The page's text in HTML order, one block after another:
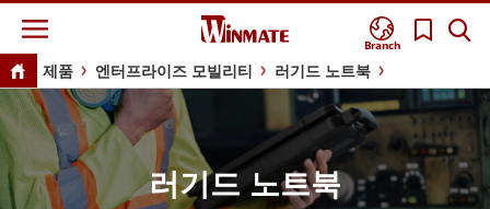
Branch
제품 엔터프라이즈 모빌리티 러기드 노트북
러기드 노트북